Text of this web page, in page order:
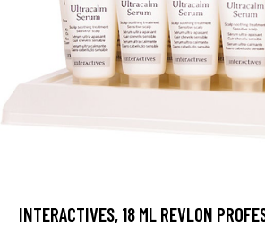
INTERACTIVES, 18 ML REVLON